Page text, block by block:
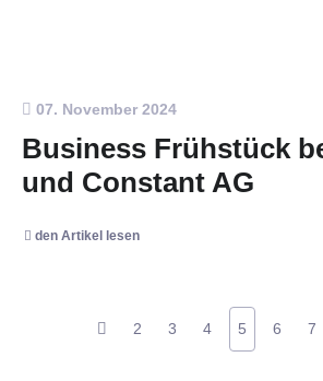
07. November 2024
Business Frühstück
und Constant AG
den Artikel lesen
2 3 4 5 6 7